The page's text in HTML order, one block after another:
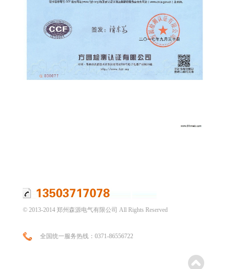
© 2013-2014 郑州森源电气有限公司 All Rights Reserved
全国统一服务热线：0371-86556722